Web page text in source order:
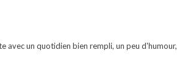
avec un quotidien bien rempli, un peu d'humour,